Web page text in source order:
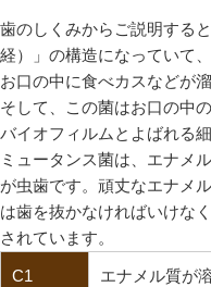
歯のしくみからご説明する
経）」の構造になっていて
お口の中に食べカスなどが
そして、この菌はお口の中
バイオフィルムとよばれる
ミュータンス菌は、エナメ
が虫歯です。頑丈なエナメ
は歯を抜かなければいけな
されています。
C1 エナメル質が